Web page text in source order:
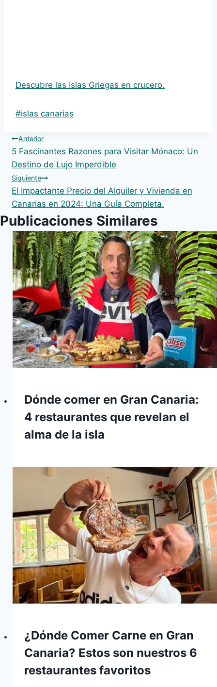
Descubre las Islas Griegas en crucero.
Etiquetas
la
entrada:
#islas canarias
Navegación
de
entradas
Anterior
5 Fascinantes Razones para Visitar Mónaco: Un
Destino de Lujo Imperdible
Siguiente
El Impactante Precio del Alquiler y Vivienda en
Canarias en 2024: Una Guía Completa.
Publicaciones Similares
Dónde comer en Gran Canaria:
4 restaurantes que revelan el
alma de la isla
¿Dónde Comer Carne en Gran
Canaria? Estos son nuestros 6
restaurantes favoritos